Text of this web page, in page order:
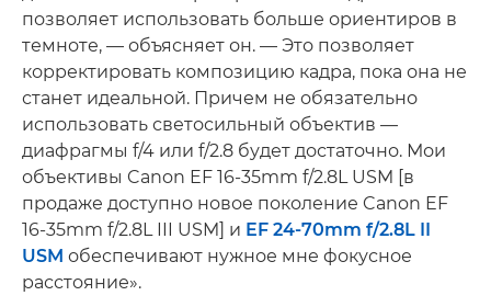
позволяет использовать больше ориентиров в
темноте, — объясняет он. — Это позволяет
корректировать композицию кадра, пока она не
станет идеальной. Причем не обязательно
использовать светосильный объектив —
диафрагмы f/4 или f/2.8 будет достаточно. Мои
объективы Canon EF 16-35mm f/2.8L USM [в
продаже доступно новое поколение Canon EF
16-35mm f/2.8L III USM] и EF 24-70mm f/2.8L II
USM обеспечивают нужное мне фокусное
расстояние».